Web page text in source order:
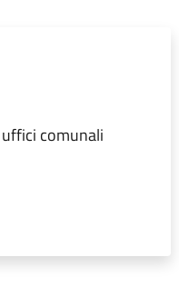
comunali